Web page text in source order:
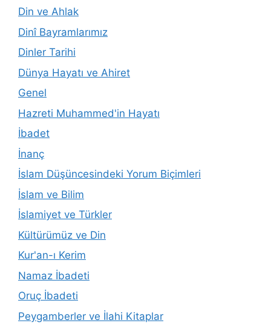
Din ve Ahlak
Dinî Bayramlarımız
Dinler Tarihi
Dünya Hayatı ve Ahiret
Genel
Hazreti Muhammed'in Hayatı
İbadet
İnanç
İslam Düşüncesindeki Yorum Biçimleri
İslam ve Bilim
İslamiyet ve Türkler
Kültürümüz ve Din
Kur'an-ı Kerim
Namaz İbadeti
Oruç İbadeti
Peygamberler ve İlahi Kitaplar